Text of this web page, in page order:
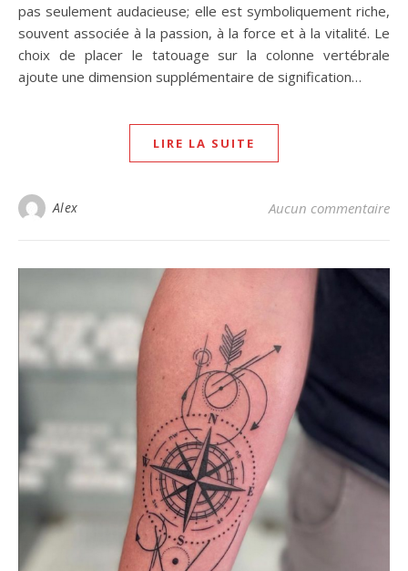
pas seulement audacieuse; elle est symboliquement riche,
souvent associée à la passion, à la force et à la vitalité. Le
choix de placer le tatouage sur la colonne vertébrale
ajoute une dimension supplémentaire de signification…
LIRE LA SUITE
Alex Aucun commentaire